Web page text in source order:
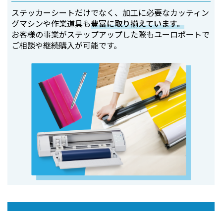
ステッカーシートだけでなく、加工に必要なカッティン
グマシンや作業道具も豊富に取り揃えています。
お客様の事業がステップアップした際もユーロポートで
ご相談や継続購入が可能です。